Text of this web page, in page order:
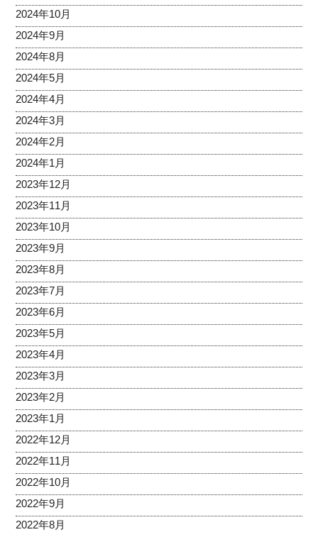
2024年10月
2024年9月
2024年8月
2024年5月
2024年4月
2024年3月
2024年2月
2024年1月
2023年12月
2023年11月
2023年10月
2023年9月
2023年8月
2023年7月
2023年6月
2023年5月
2023年4月
2023年3月
2023年2月
2023年1月
2022年12月
2022年11月
2022年10月
2022年9月
2022年8月